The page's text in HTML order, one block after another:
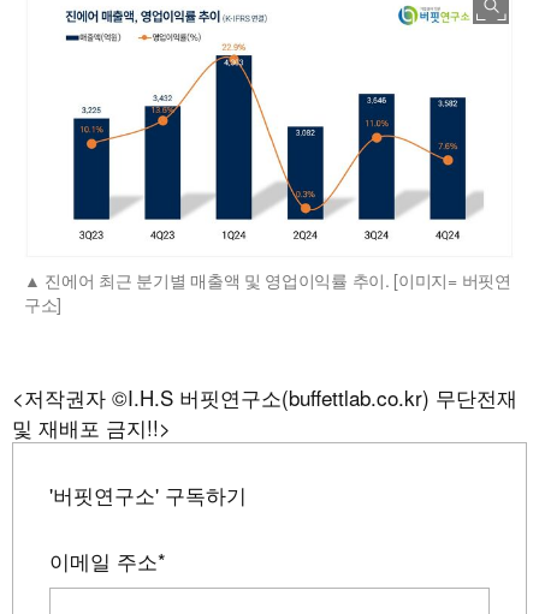
진에어 최근 분기별 매출액 및 영업이익률 추이. [이미지= 버핏연
구소]
<저작권자 ©I.H.S 버핏연구소(buffettlab.co.kr) 무단전재
및 재배포 금지!!>
'버핏연구소' 구독하기
이메일 주소*